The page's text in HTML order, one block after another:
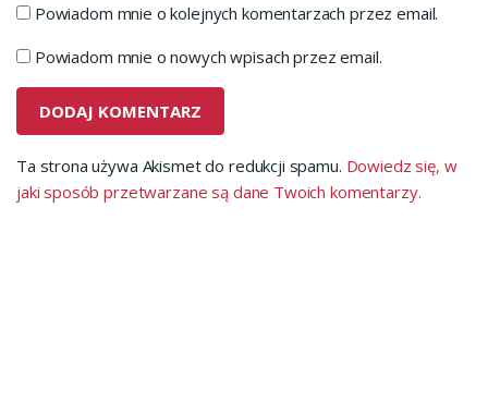
Powiadom mnie o kolejnych komentarzach przez email.
Powiadom mnie o nowych wpisach przez email.
Ta strona używa Akismet do redukcji spamu. Dowiedz się, w
jaki sposób przetwarzane są dane Twoich komentarzy.